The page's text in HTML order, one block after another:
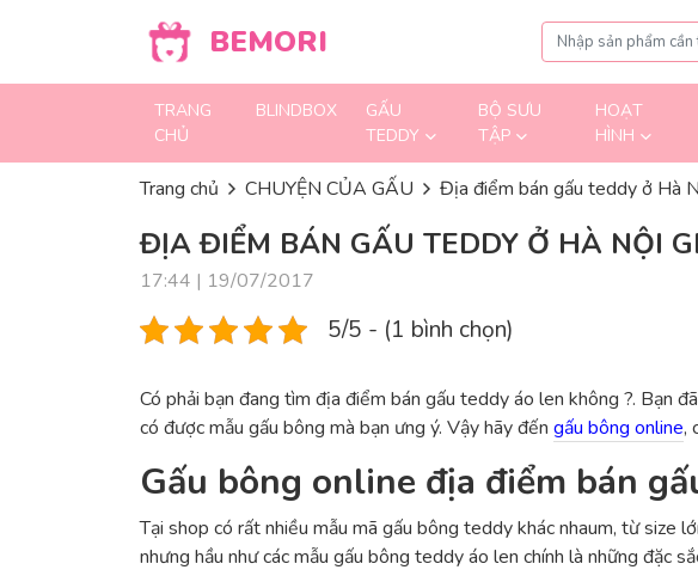
BEMORI
TRANG
CHỦ
BLINDBOX
GẤU
TEDDY
BỘ SƯU
TẬP
HOẠT
HÌNH
Trang chủ CHUYỆN CỦA GẤU Địa điểm bán gấu teddy ở Hà
ĐỊA ĐIỂM BÁN GẤU TEDDY Ở HÀ NỘI
17:44 | 19/07/2017
5/5 - (1 bình chọn)
Có phải bạn đang tìm địa điểm bán gấu teddy áo len không ?. Bạn
có được mẫu gấu bông mà bạn ưng ý. Vậy hãy đến gấu bông online,
Gấu bông online địa điểm bán
Tại shop có rất nhiều mẫu mã gấu bông teddy khác nhaum, từ size
nhưng hầu như các mẫu gấu bông teddy áo len chính là những đặc